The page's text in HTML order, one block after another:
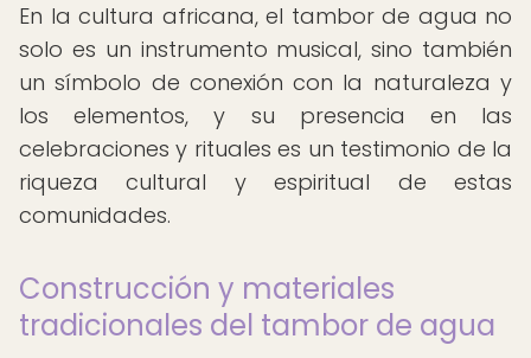
En la cultura africana, el tambor de agua no
solo es un instrumento musical, sino también
un símbolo de conexión con la naturaleza y
los elementos, y su presencia en las
celebraciones y rituales es un testimonio de la
riqueza cultural y espiritual de estas
comunidades.
Construcción y materiales
tradicionales del tambor de agua